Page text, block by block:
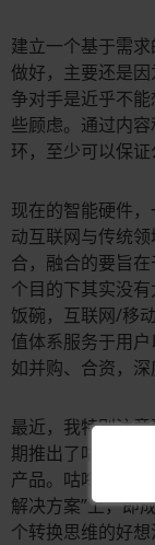
建立一个基于需
做好，主要还是
争对手是近乎不
些顾虑。通过内
环，至少可以保证
现在的智能硬件
动互联网与传统
合，融合的要旨
个目的下其实没
饭碗，互联网/移
值体系服务于用
如并购、合资，深
最近，我特别注
期推出了咕咚
产品。咕咚团队
解决方案”上，即
个转换思维的好想